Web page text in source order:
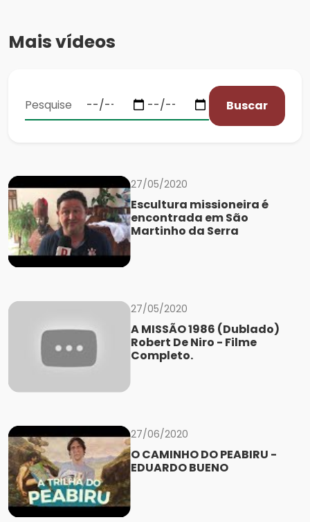
Mais vídeos
Buscar
27/05/2020
Escultura missioneira é
encontrada em São
Martinho da Serra
27/05/2020
A MISSÃO 1986 (Dublado)
Robert De Niro - Filme
Completo.
27/06/2020
O CAMINHO DO PEABIRU -
EDUARDO BUENO